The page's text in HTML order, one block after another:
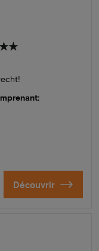
Découvrir